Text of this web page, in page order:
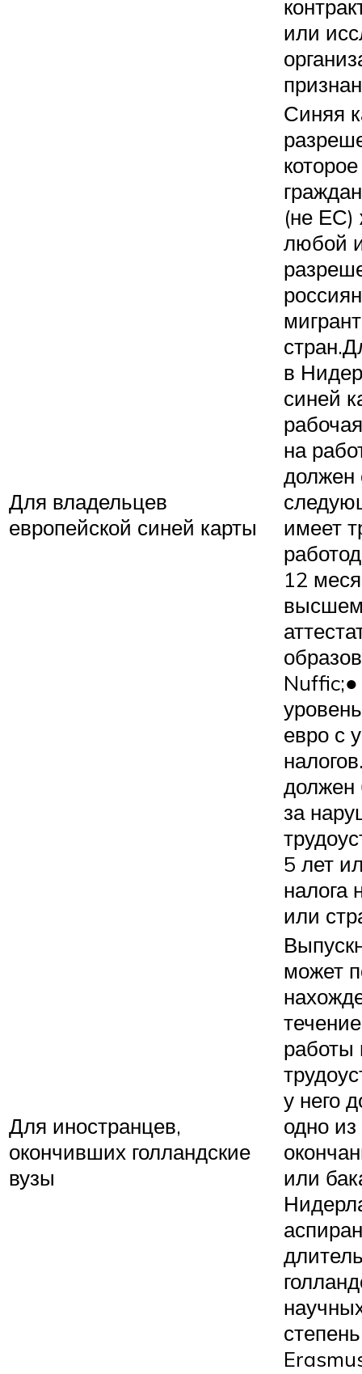
или
Для владельцев
европейской синей карты
Синяя
(не ЕС)
любой
в
синей
на
должен
имеет
12
евро с
за
5 лет
налога
или
Для иностранцев,
окончивших голландские
вузы
может
работы
у него
одно
или